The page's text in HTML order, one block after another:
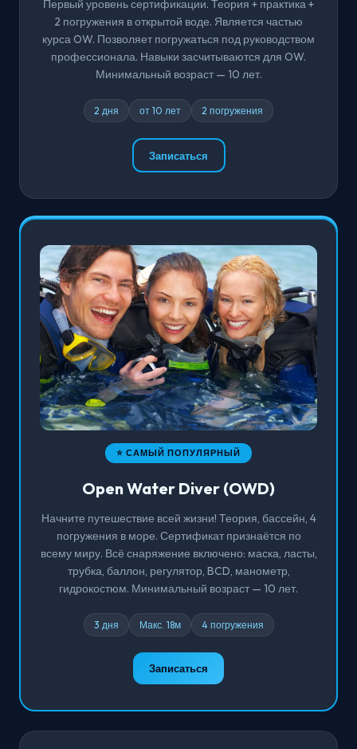
Первый уровень сертификации. Теория + практика +
2 погружения в открытой воде. Является частью
курса OW. Позволяет погружаться под руководством
профессионала. Навыки засчитываются для OW.
Минимальный возраст — 10 лет.
2 дня от 10 лет 2 погружения
Записаться
⭐ САМЫЙ ПОПУЛЯРНЫЙ
Open Water Diver (OWD)
Начните путешествие всей жизни! Теория, бассейн, 4
погружения в море. Сертификат признаётся по
всему миру. Всё снаряжение включено: маска, ласты,
трубка, баллон, регулятор, BCD, манометр,
гидрокостюм. Минимальный возраст — 10 лет.
3 дня Макс. 18м 4 погружения
Записаться